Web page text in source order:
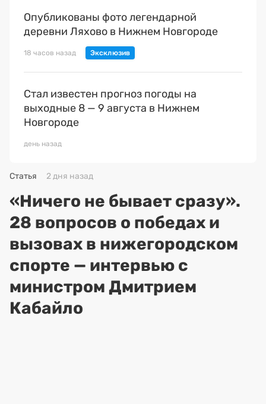
Опубликованы фото легендарной
деревни Ляхово в Нижнем Новгороде
18 часов назад
Стал известен прогноз погоды на
выходные 8 — 9 августа в Нижнем
Новгороде
день назад
Статья 2 дня назад
«Ничего не бывает сразу».
28 вопросов о победах и
вызовах в нижегородском
спорте — интервью с
министром Дмитрием
Кабайло